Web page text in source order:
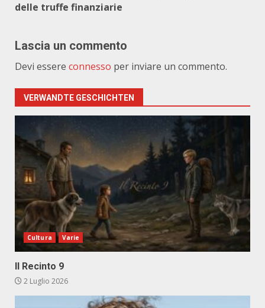
delle truffe finanziarie
Lascia un commento
Devi essere connesso per inviare un commento.
VERWANDTE GESCHICHTEN
Cultura Varie
Il Recinto 9
2 Luglio 2026